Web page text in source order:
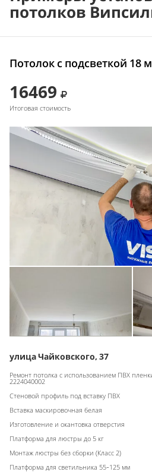
потолков
Потолок с подсветкой 18
16469
Итоговая стоимость
улица Чайковского, 37
Ремонт потолка с использованием ПВХ
2224040002
Стеновой профиль под вставку ПВХ
Вставка маскировочная белая
Изготовление и окантовка отверстия
Платформа для люстры до 5 кг
Монтаж люстры без сборки (Класс 2)
Платформа для светильника 55-125 мм